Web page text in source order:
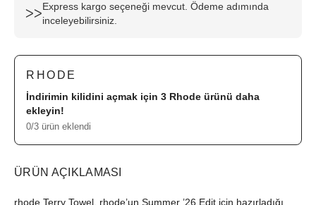
ᐳᐳ
Express kargo seçeneği mevcut. Ödeme adımında
inceleyebilirsiniz.
RHODE
İndirimin kilidini açmak için 3 Rhode ürünü daha
ekleyin!
0/3 ürün eklendi
ÜRÜN AÇIKLAMASI
rhode Terry Towel, rhode’un Summer ’26 Edit için hazırladığı